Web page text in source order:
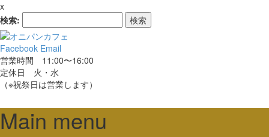
x
検索:
Facebook Email
営業時間 11:00〜16:00
定休日 火・水
（※祝祭日は営業します）
Main menu